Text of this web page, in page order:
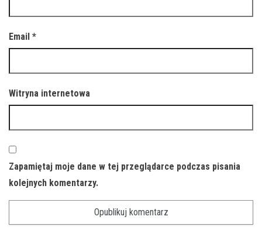
Email *
Witryna internetowa
Zapamiętaj moje dane w tej przeglądarce podczas pisania
kolejnych komentarzy.